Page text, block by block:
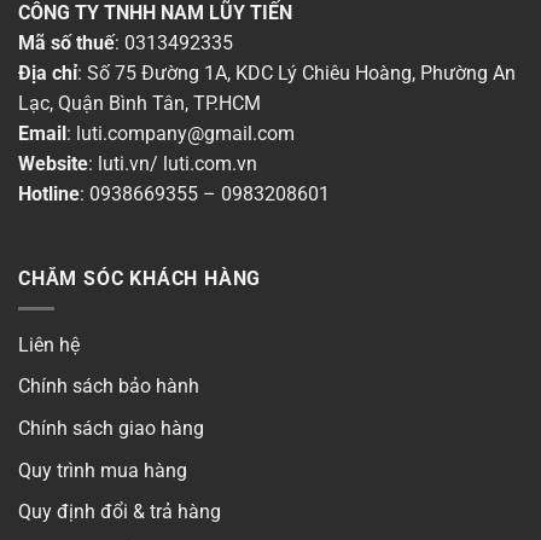
CÔNG TY TNHH NAM LŨY TIẾN
Mã số thuế: 0313492335
Địa chỉ: Số 75 Đường 1A, KDC Lý Chiêu Hoàng, Phường An
Lạc, Quận Bình Tân, TP.HCM
Email : luti.company@gmail.com
Website: luti.vn/ luti.com.vn
Hotline: 0938669355 – 0983208601
CHĂM SÓC KHÁCH HÀNG
Liên hệ
Chính sách bảo hành
Chính sách giao hàng
Quy trình mua hàng
Quy định đổi & trả hàng